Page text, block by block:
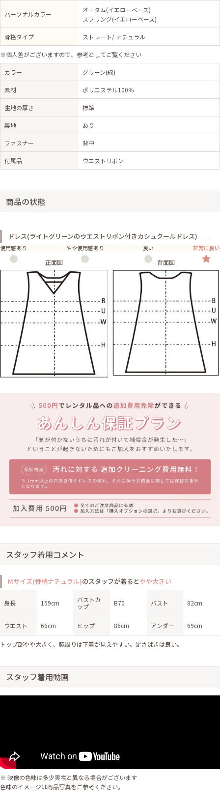
パーソナルカラー
オータム(イエローベース)
スプリング(イエローベース)
骨格タイプ ストレート/ ナチュラル
※個人差がございますので、参考としてご覧ください
カラー グリーン(緑)
素材 ポリエステル100％
生地の厚さ 標準
裏地 あり
ファスナー 背中
付属品 ウエストリボン
商品の状態
ドレス(ライトグリーンのウエストリボン付きカシュクールドレス)
使用感あり やや使用感あり 良い 非常に良い
正面図 背面図
スタッフ着用コメント
Mサイズ(骨格ナチュラル)のスタッフが着るとやや大きい
身長 159cm
バストカ
ップ
B70 バスト 82cm
ウエスト 66cm ヒップ 86cm アンダー 69cm
トップ部やや大きく、脇周りは下着が見えやすい。足さばきは良い。
スタッフ着用動画
※ 映像の色味は多少実物と異なる場合がございます
色味のイメージは商品写真をご参考ください。